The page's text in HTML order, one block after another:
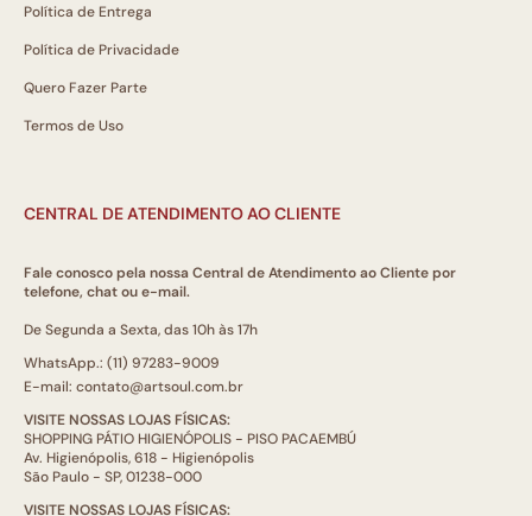
Política de Entrega
Política de Privacidade
Quero Fazer Parte
Termos de Uso
CENTRAL DE ATENDIMENTO AO CLIENTE
Fale conosco pela nossa Central de Atendimento ao Cliente por
telefone, chat ou e-mail.
De Segunda a Sexta, das 10h às 17h
WhatsApp.: (11) 97283-9009
E-mail: contato@artsoul.com.br
VISITE NOSSAS LOJAS FÍSICAS:
SHOPPING PÁTIO HIGIENÓPOLIS - PISO PACAEMBÚ
Av. Higienópolis, 618 - Higienópolis
São Paulo - SP, 01238-000
VISITE NOSSAS LOJAS FÍSICAS: